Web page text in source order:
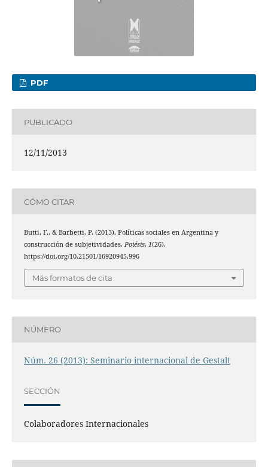
PDF
PUBLICADO
12/11/2013
CÓMO CITAR
Butti, F., & Barbetti, P. (2013). Políticas sociales en Argentina y
construcción de subjetividades. Poiésis, 1(26).
https://doi.org/10.21501/16920945.996
Más formatos de cita
NÚMERO
Núm. 26 (2013): Seminario internacional de Gestalt
SECCIÓN
Colaboradores Internacionales